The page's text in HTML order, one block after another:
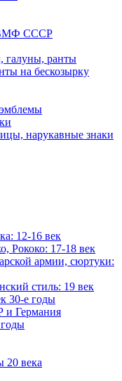
ВМФ СССР
галуны, ранты
на бескозырку
нарукавные знаки
12-16 век
Рококо: 17-18 век
армии, сюртуки:
стиль: 19 век
30-е годы
и Германия
20 века